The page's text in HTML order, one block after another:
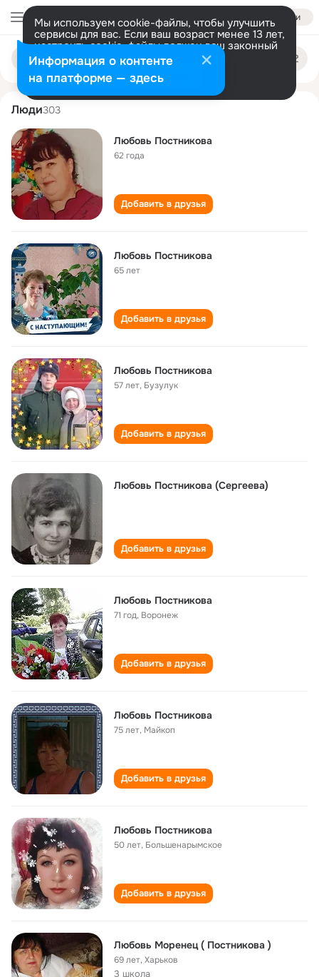
Войти
Мы используем cookie-файлы, чтобы улучшить
сервисы для вас. Если ваш возраст менее 13 лет,
настроить cookie-файлы должен ваш законный
представитель. Больше информации
Разрешить все Настроить
Поиск
людям
lyubov postnikova
Люди303
Любовь Постникова
62 года
Добавить в друзья
Любовь Постникова
65 лет
Добавить в друзья
Любовь Постникова
57 лет, Бузулук
Добавить в друзья
Любовь Постникова (Сергеева)
Добавить в друзья
Любовь Постникова
71 год, Воронеж
Добавить в друзья
Любовь Постникова
75 лет, Майкоп
Добавить в друзья
Любовь Постникова
50 лет, Большенарымское
Добавить в друзья
Любовь Моренец ( Постникова )
69 лет,Харьков
3 школа
Информация о контенте
на платформе — здесь